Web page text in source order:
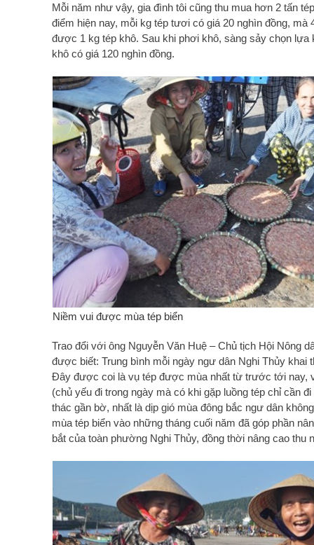
Mỗi năm như vậy, gia đình tôi cũng thu mua hơn 2 tấn
điểm hiện nay, mỗi kg tép tươi có giá 20 nghìn đồng, mà
được 1 kg tép khô. Sau khi phơi khô, sàng sảy chọn lựa
khô có giá 120 nghìn đồng.
Niềm vui được mùa tép biển
Trao đổi với ông Nguyễn Văn Huệ – Chủ tịch Hội Nông
được biết: Trung bình mỗi ngày ngư dân Nghi Thủy khai
Đây được coi là vụ tép được mùa nhất từ trước tới nay,
(chủ yếu đi trong ngày mà có khi gặp luồng tép chỉ cần
thác gần bờ, nhất là dịp gió mùa đông bắc ngư dân
mùa tép biển vào những tháng cuối năm đã góp phần
bắt của toàn phường Nghi Thủy, đồng thời nâng cao thu